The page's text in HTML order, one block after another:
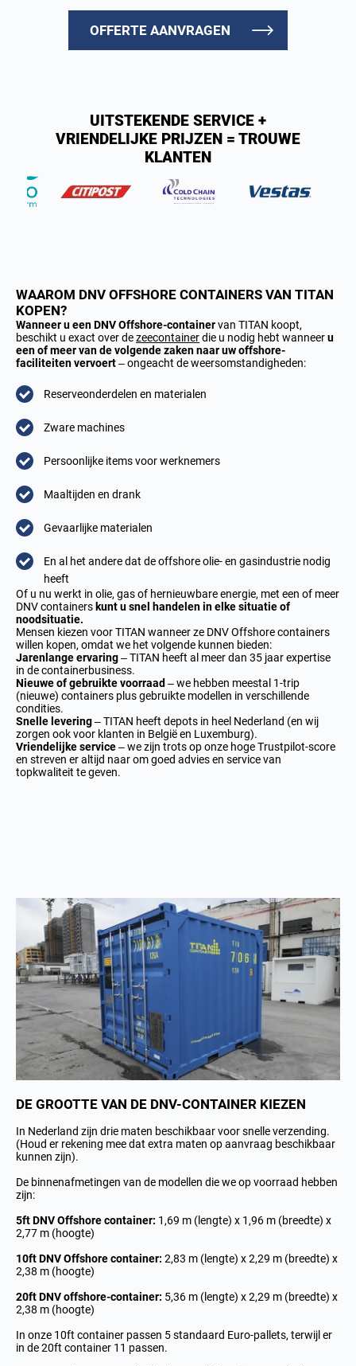
OFFERTE AANVRAGEN
UITSTEKENDE SERVICE +
VRIENDELIJKE PRIJZEN = TROUWE
KLANTEN
WAAROM DNV OFFSHORE CONTAINERS VAN TITAN
KOPEN?
Wanneer u een DNV Offshore-containervan TITAN koopt,
beschikt u exact over dezeecontainerdie u nodig hebt wanneeru
een of meer van de volgende zaken naar uw offshore-
faciliteiten vervoert– ongeacht de weersomstandigheden:
Reserveonderdelen en materialen
Zware machines
Persoonlijke items voor werknemers
Maaltijden en drank
Gevaarlijke materialen
En al het andere dat de offshore olie- en gasindustrie nodig
heeft
Of u nu werkt in olie, gas of hernieuwbare energie, met een of meer
DNV containers kunt u snel handelen in elke situatie of
noodsituatie.
Mensen kiezen voor TITAN wanneer ze DNV Offshore containers
willen kopen, omdat we het volgende kunnen bieden:
Jarenlange ervaring– TITAN heeft al meer dan 35 jaar expertise
in de containerbusiness.
Nieuwe of gebruikte voorraad – we hebben meestal 1-trip
(nieuwe) containers plus gebruikte modellen in verschillende
condities.
Snelle levering– TITAN heeft depots in heel Nederland (en wij
zorgen ook voor klanten in België en Luxemburg).
Vriendelijke service– we zijn trots op onze hoge Trustpilot-score
en streven er altijd naar om goed advies en service van
topkwaliteit te geven.
DE GROOTTE VAN DE DNV-CONTAINER KIEZEN
In Nederland zijn drie maten beschikbaar voor snelle verzending.
(Houd er rekening mee dat extra maten op aanvraag beschikbaar
kunnen zijn).
De binnenafmetingen van de modellen die we op voorraad hebben
zijn:
5ft DNV Offshore container: 1,69 m (lengte) x 1,96 m (breedte) x
2,77 m (hoogte)
10ft DNV Offshore container: 2,83 m (lengte) x 2,29 m (breedte) x
2,38 m (hoogte)
20ft DNV offshore-container: 5,36 m (lengte) x 2,29 m (breedte) x
2,38 m (hoogte)
In onze 10ft container passen 5 standaard Euro-pallets, terwijl er
in de 20ft container 11 passen.